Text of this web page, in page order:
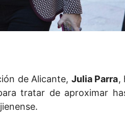
de Alicante, Julia Parra,
tratar de aproximar